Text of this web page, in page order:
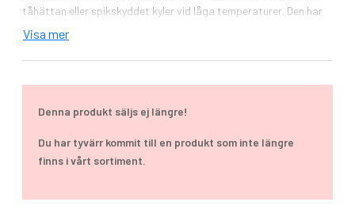
tåhättan eller spikskyddet kyler vid låga temperaturer. Den har
en vibramsula av gummi som gör skon mycket komfortabel ohc
sina egenskaper också vid låga temperaturer.
Visa mer
Denna produkt säljs ej längre!
Du har tyvärr kommit till en produkt som inte längre
finns i vårt sortiment.